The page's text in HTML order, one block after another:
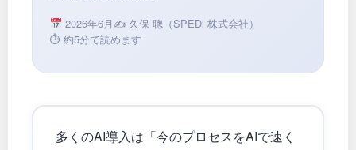
2026年6月 ✍️ 久保 聰（SPEDi 株式会社）
⏱ 約5分で読めます
多くのAI導入は「今のプロセスをAIで速く